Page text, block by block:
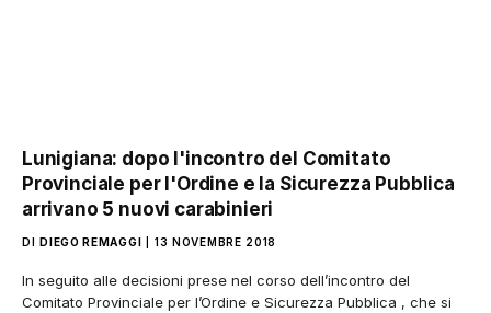
Lunigiana: dopo l'incontro del Comitato
Provinciale per l'Ordine e la Sicurezza Pubblica
arrivano 5 nuovi carabinieri
DI DIEGO REMAGGI 13 NOVEMBRE 2018
In seguito alle decisioni prese nel corso dell’incontro del
Comitato Provinciale per l’Ordine e Sicurezza Pubblica , che si